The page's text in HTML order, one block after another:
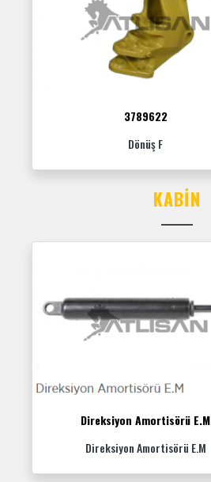
3789622
Dönüş F
KABIN
Direksiyon Amortisörü E.M
Direksiyon Amortisörü E.M